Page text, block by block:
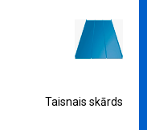
Taisnais skārds